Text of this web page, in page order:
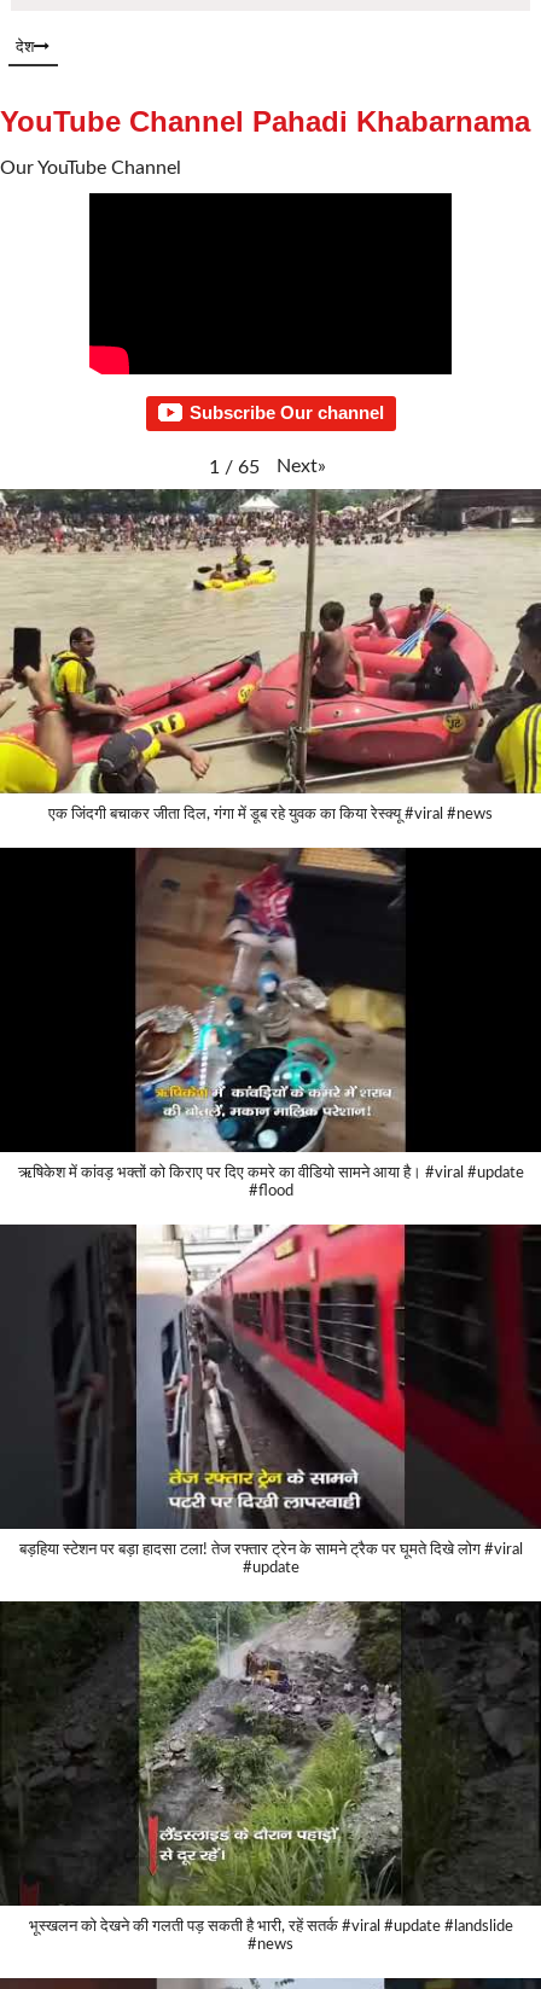
देश
YouTube Channel Pahadi Khabarnama
Our YouTube Channel
Subscribe Our channel
1 / 65 Next»
एक जिंदगी बचाकर जीता दिल, गंगा में डूब रहे युवक का किया रेस्क्यू #viral #news
ऋषिकेश में कांवड़ भक्तों को किराए पर दिए कमरे का वीडियो सामने आया है। #viral #update
#flood
बड़हिया स्टेशन पर बड़ा हादसा टला! तेज रफ्तार ट्रेन के सामने ट्रैक पर घूमते दिखे लोग #viral
#update
भूस्खलन को देखने की गलती पड़ सकती है भारी, रहें सतर्क #viral #update #landslide
#news